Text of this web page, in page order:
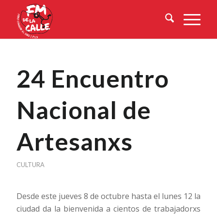
24 Encuentro
Nacional de
Artesanxs
CULTURA
Desde este jueves 8 de octubre hasta el lunes 12 la
ciudad da la bienvenida a cientos de trabajadorxs